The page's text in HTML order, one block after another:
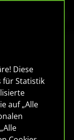
Diese
für Statistik
auf „Alle